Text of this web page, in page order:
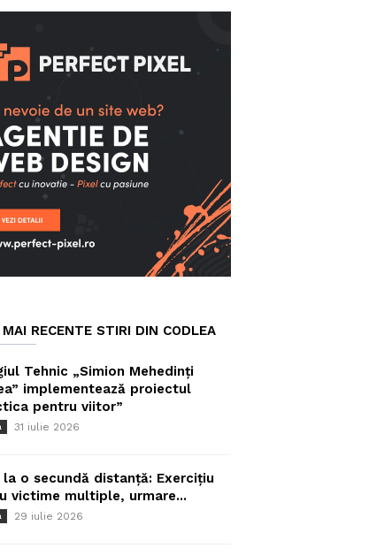
MAI RECENTE STIRI DIN CODLEA
Tehnic „Simion Mehedinți
implementează proiectul
pentru viitor”
31 iulie 2026
la o secundă distanță: Exercițiu
victime multiple, urmare...
29 iulie 2026